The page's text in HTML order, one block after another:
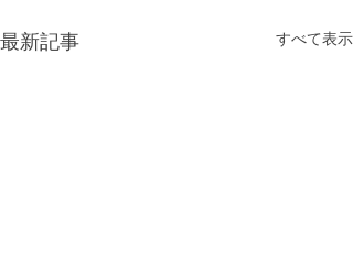
最新記事 すべて表示